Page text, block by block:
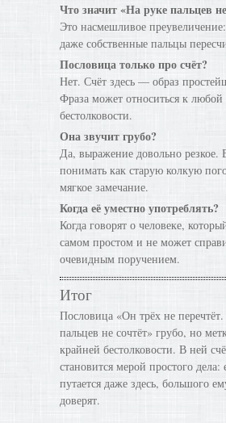
Что значит «На руке пальцев
Это насмешливое
даже собственные пальцы
Пословица только про счёт?
Нет. Счёт здесь — образ
Фраза может относиться к любой
бестолковости.
Она звучит грубо?
Да, выражение довольно резкое.
понимать как старую колкую
мягкое замечание.
Когда её уместно употреблять?
Когда говорят о человеке,
самом простом и не может
очевидным поручением.
Итог
Пословица «Он трёх не
пальцев не сочтёт» грубо, но
крайней бестолковости. В ней
становится мерой простого дела:
путается даже здесь, большого
доверят.